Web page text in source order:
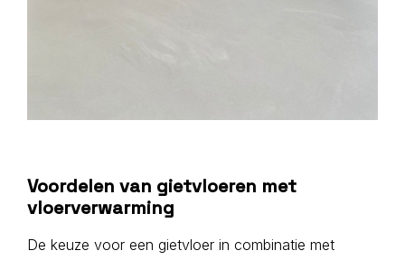
Voordelen van gietvloeren met
vloerverwarming
De keuze voor een gietvloer in combinatie met